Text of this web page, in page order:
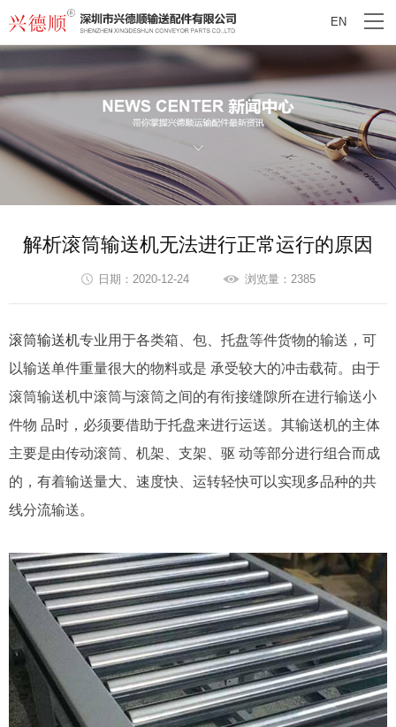
EN
解析滚筒输送机无法进行正常运行的原因
日期：2020-12-24 浏览量：2385
滚筒输送机专业用于各类箱、包、托盘等件货物的输送，可
以输送单件重量很大的物料或是 承受较大的冲击载荷。由于
滚筒输送机中滚筒与滚筒之间的有衔接缝隙所在进行输送小
件物 品时，必须要借助于托盘来进行运送。其输送机的主体
主要是由传动滚筒、机架、支架、驱 动等部分进行组合而成
的，有着输送量大、速度快、运转轻快可以实现多品种的共
线分流输送。